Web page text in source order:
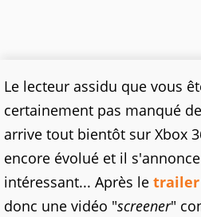
Le lecteur assidu que vous
certainement pas manqué
arrive tout bientôt sur Xbox
encore évolué et il
intéressant... Après le trailer
donc une vidéo "screener"